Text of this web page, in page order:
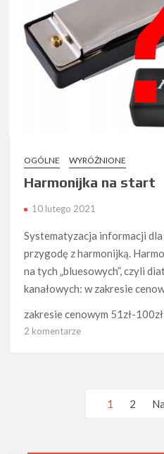
OGÓLNE WYRÓŻNIONE
Harmonijka na start
10 lutego 2021
Systematyzacja informacji
przygodę z harmonijką.
na tych „bluesowych”, czyli
kanałowych: w zakresie
zakresie cenowym 51zł-
2 komentarzedo
Stronicowanie
1 2